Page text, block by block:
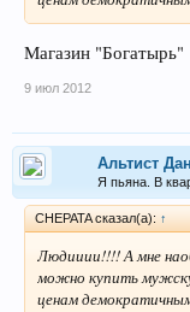
Магазин "Богатырь"
9 июл 2012
Альтист
Я пьяна. В
CHEPATA сказал(а): ↑
Людииии!!!! А мне
можно купить
ценам